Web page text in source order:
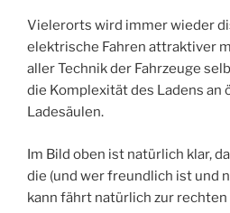
Vielerorts wird immer wieder
elektrische Fahren attraktiver
aller Technik der Fahrzeuge
die Komplexität des Ladens an
Ladesäulen.
Im Bild oben ist natürlich klar,
die (und wer freundlich ist und
kann fährt natürlich zur